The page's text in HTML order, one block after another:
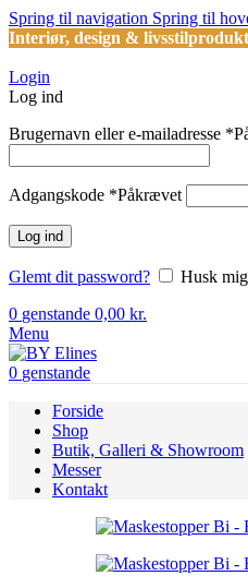
Spring til navigation Spring til
Interiør, design &
Login
Log ind
Brugernavn eller e-mailadresse *
Adgangskode *Påkrævet
Log ind
Glemt dit password?
Husk mig
0 genstande 0,00 kr.
Menu
0 genstande
Forside
Shop
Butik, Galleri & Showroom
Messer
Kontakt